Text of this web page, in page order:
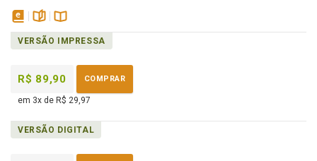
disponível
em
páginasDisponível
na
VERSÃO IMPRESSA
R$ 89,90 COMPRAR
em 3x de R$ 29,97
VERSÃO DIGITAL